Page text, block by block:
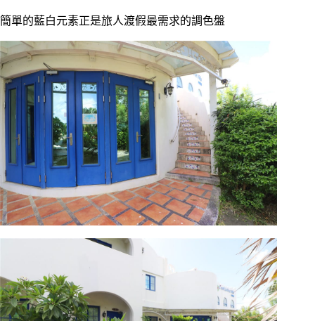
簡單的藍白元素正是旅人渡假最需求的調色盤